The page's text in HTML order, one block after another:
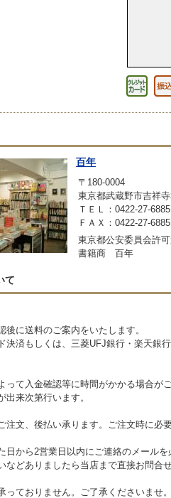
百年
〒180-0004
東京都武蔵野市吉祥
ＴＥＬ：0422-27-6885
ＦＡＸ：0422-27-6885
東京都公安委員会許
書籍商 百年
て
後に送料のご案内をいたします。
決済もしくは、三菱UFJ銀行・楽天銀
って入金確認等に時間がかかる場合がご
出来次第行います。
注文、後払い承ります。ご注文時に必
日から2営業日以内にご連絡のメールを
などありましたら当店まで直接お問合
ておりません。ご了承くださいませ。